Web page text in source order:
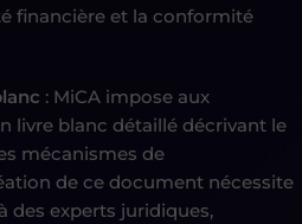
financière et la conformité
: MiCA impose aux
livre blanc détaillé décrivant le
mécanismes de
de ce document nécessite
des experts juridiques,